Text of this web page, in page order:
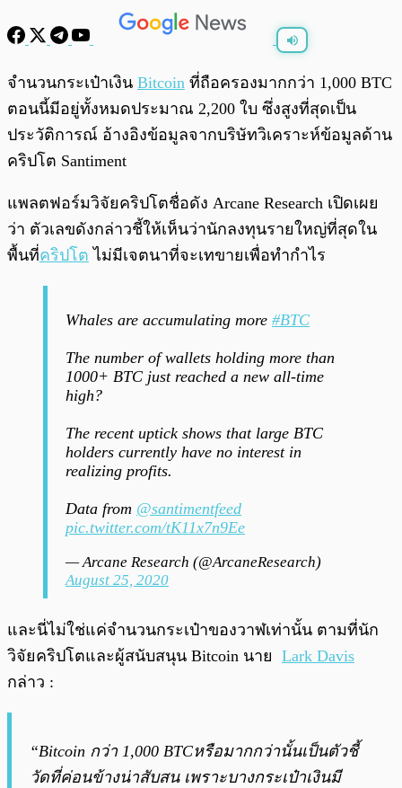
0:00
จำนวนกระเป๋าเงิน Bitcoin ที่ถือครองมากกว่า 1,000 BTC
ตอนนี้มีอยู่ทั้งหมดประมาณ 2,200 ใบ ซึ่งสูงที่สุดเป็น
ประวัติการณ์ อ้างอิงข้อมูลจากบริษัทวิเคราะห์ข้อมูลด้าน
คริปโต Santiment
แพลตฟอร์มวิจัยคริปโตชื่อดัง Arcane Research เปิดเผย
ว่า ตัวเลขดังกล่าวชี้ให้เห็นว่านักลงทุนรายใหญ่ที่สุดใน
พื้นที่คริปโต ไม่มีเจตนาที่จะเทขายเพื่อทำกำไร
Whales are accumulating more #BTC
The number of wallets holding more than
1000+ BTC just reached a new all-time
high?
The recent uptick shows that large BTC
holders currently have no interest in
realizing profits.
Data from @santimentfeed
pic.twitter.com/tK11x7n9Ee
— Arcane Research (@ArcaneResearch)
August 25, 2020
และนี่ไม่ใช่แค่จำนวนกระเป๋าของวาฬเท่านั้น ตามที่นัก
วิจัยคริปโตและผู้สนับสนุน Bitcoin นาย Lark Davis
กล่าว :
“Bitcoin กว่า 1,000 BTCหรือมากกว่านั้นเป็นตัวชี้
วัดที่ค่อนข้างน่าสับสน เพราะบางกระเป๋าเงินมี